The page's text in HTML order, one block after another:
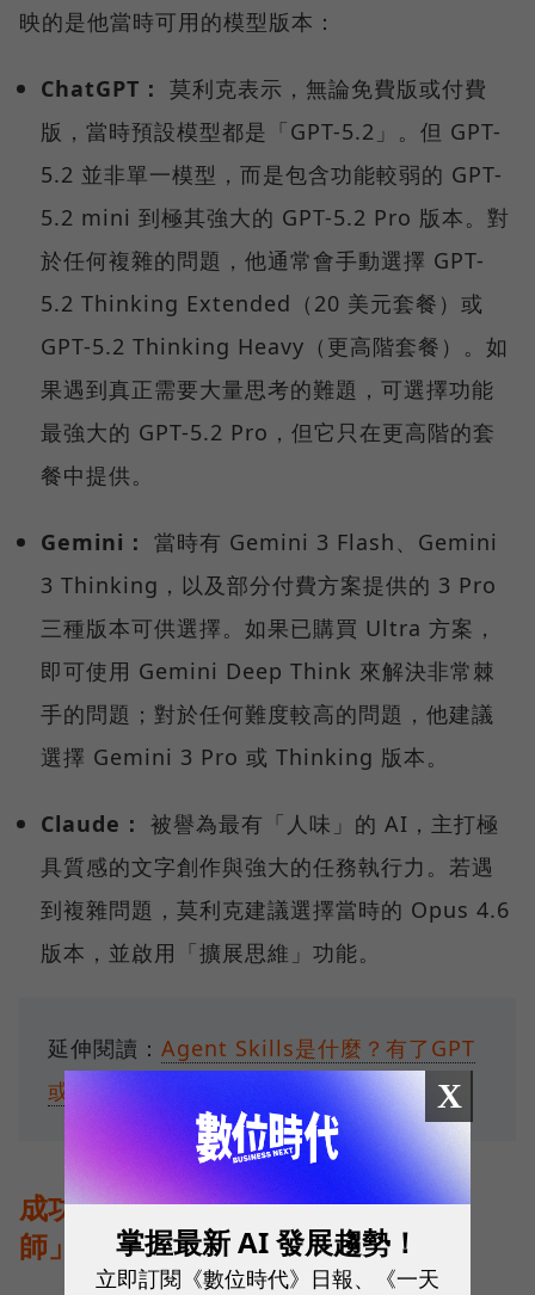
映的是他當時可用的模型版本：
ChatGPT： 莫利克表示，無論免費版或付費
版，當時預設模型都是「GPT-5.2」。但 GPT-
5.2 並非單一模型，而是包含功能較弱的 GPT-
5.2 mini 到極其強大的 GPT-5.2 Pro 版本。對
於任何複雜的問題，他通常會手動選擇 GPT-
5.2 Thinking Extended（20 美元套餐）或
GPT-5.2 Thinking Heavy（更高階套餐）。如
果遇到真正需要大量思考的難題，可選擇功能
最強大的 GPT-5.2 Pro，但它只在更高階的套
餐中提供。
Gemini： 當時有 Gemini 3 Flash、Gemini
3 Thinking，以及部分付費方案提供的 3 Pro
三種版本可供選擇。如果已購買 Ultra 方案，
即可使用 Gemini Deep Think 來解決非常棘
手的問題；對於任何難度較高的問題，他建議
選擇 Gemini 3 Pro 或 Thinking 版本。
Claude： 被譽為最有「人味」的 AI，主打極
具質感的文字創作與強大的任務執行力。若遇
到複雜問題，莫利克建議選擇當時的 Opus 4.6
版本，並啟用「擴展思維」功能。
延伸閱讀： Agent Skills是什麼？有了GPT
或Gem，還需要Skill嗎？
成功工作者將 AI 視為「初級分析
師」，而非搜尋引擎
X
掌握最新 AI 發展趨勢！
立即訂閱《數位時代》日報、《一天